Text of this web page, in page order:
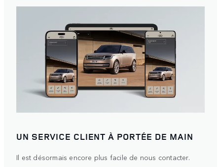
UN SERVICE CLIENT À PORTÉE DE MAIN
Il est désormais encore plus facile de nous contacter.